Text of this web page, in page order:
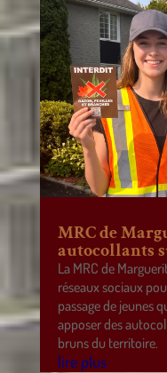
MRC de
autocollants
La MRC de
réseaux sociaux
passage de jeunes
apposer des
bruns du territoire.
lire plus